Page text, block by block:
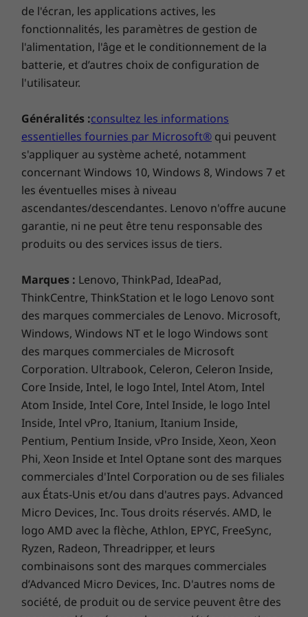
Respect de la planète
Le portable ThinkBook 16p Gen 4 bénéficie
durable telles qu’EPEAT ®Gold (dans certains
pays), ENERGY STAR®8.0 et TCO 9 ; cette
dernière étant la principale certification
mondiale pour les produits IT. L’emballage
fabriqué à partir de ressources durables est
certifié par le Forest Stewardship Council®
(FSC). Vous pouvez même réduire votre
empreinte carbone avec leLenovo CO2 Offset
encore : divers composants sont fabriqués à
partir de matériaux recyclés post-
consommation (PCC). Par exemple, 50 %
d’aluminium recyclé pour le cadre du clavier
(côté C) et 30 % de plastique recyclé pour
l’adaptateur secteur.
Sécurité 24 h/24, 7 j/7
La biométrie garantit une sécurité
supplémentaire sur le portable ThinkBook 16p
Gen 4, depuis le lecteur d’empreintes digitales
intégré au bouton de mise sous tension
Capots en aluminium sur trois côtés : haut, cadre du clavier,
bas (A/C/D)
50 % d’aluminium recyclé utilisé pour le cadre du clavier (côté
Panneau d’affichage en mylar (B)
®
8.0
EPEAT
® Gold dans les zones concernées*
Emballage Forest Stewardship Council
(FSC)
RoHS/faible teneur en halogènes
TÜV Rheinland EyeSafe
Low Blue Light
Composés organiques volatils (COV)
* Consultez www.epeat.net pour connaître le statut de certification par pays.
AUTRES INFORMATIONS
Sécurité ThinkShield
Module fTPM (firmware Trusted Platform Module)
Reconnaissance faciale avec Windows Hello (nécessite une
caméra IR)
Lecteur d’empreintes digitales intégré au bouton de mise
sous tension
Autoréparation du BIOS
Cache de confidentialité intégré à la webcam
Kensington Nano Security Slot™
Logiciels préinstallés
Dolby Vision
Lenovo Vantage
McAfee LiveSafe™ (version d’essai)
Office 365 (version d’essai)
de l'écran, les applications actives, les
fonctionnalités, les paramètres de gestion de
l'alimentation, l'âge et le conditionnement de la
batterie, et d’autres choix de configuration de
l'utilisateur.
Généralités :consultez les informations
essentielles fournies par Microsoft® qui peuvent
s'appliquer au système acheté, notamment
concernant Windows 10, Windows 8, Windows 7 et
les éventuelles mises à niveau
ascendantes/descendantes. Lenovo n'offre aucune
garantie, ni ne peut être tenu responsable des
produits ou des services issus de tiers.
Marques : Lenovo, ThinkPad, IdeaPad,
ThinkCentre, ThinkStation et le logo Lenovo sont
des marques commerciales de Lenovo. Microsoft,
Windows, Windows NT et le logo Windows sont
des marques commerciales de Microsoft
Corporation. Ultrabook, Celeron, Celeron Inside,
Core Inside, Intel, le logo Intel, Intel Atom, Intel
Atom Inside, Intel Core, Intel Inside, le logo Intel
Inside, Intel vPro, Itanium, Itanium Inside,
Pentium, Pentium Inside, vPro Inside, Xeon, Xeon
Phi, Xeon Inside et Intel Optane sont des marques
commerciales d'Intel Corporation ou de ses filiales
aux États-Unis et/ou dans d'autres pays. Advanced
Micro Devices, Inc. Tous droits réservés. AMD, le
logo AMD avec la flèche, Athlon, EPYC, FreeSync,
Ryzen, Radeon, Threadripper, et leurs
combinaisons sont des marques commerciales
d’Advanced Micro Devices, Inc. D'autres noms de
société, de produit ou de service peuvent être des